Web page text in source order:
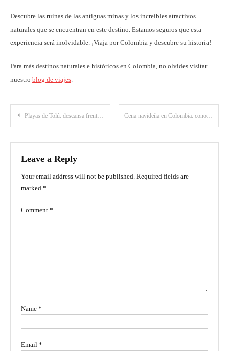
Descubre las ruinas de las antiguas minas y los increíbles atractivos
naturales que se encuentran en este destino. Estamos seguros que esta
experiencia será inolvidable. ¡Viaja por Colombia y descubre su historia!
Para más destinos naturales e históricos en Colombia, no olvides visitar
nuestro blog de viajes
Post
Playas de Tolú: descansa frente al mar en este destino de Sucre
Leave a Reply
Your email address will not be published. Required fields are
marked *
Comment *
Name *
Email *